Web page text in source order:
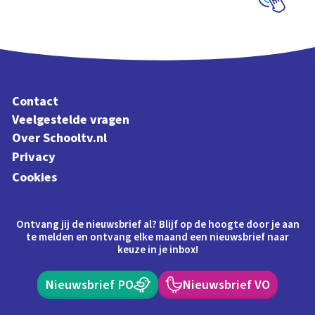
Contact
Veelgestelde vragen
Over Schooltv.nl
Privacy
Cookies
Ontvang jij de nieuwsbrief al? Blijf op de hoogte door je aan
te melden en ontvang elke maand een nieuwsbrief naar
keuze in je inbox!
Nieuwsbrief PO Nieuwsbrief VO